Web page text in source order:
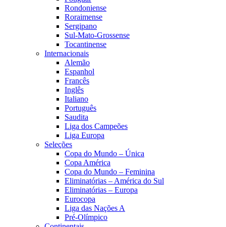
Rondoniense
Roraimense
Sergipano
Sul-Mato-Grossense
Tocantinense
Internacionais
Alemão
Espanhol
Francês
Inglês
Italiano
Português
Saudita
Liga dos Campeões
Liga Europa
Seleções
Copa do Mundo – Única
Copa América
Copa do Mundo – Feminina
Eliminatórias – América do Sul
Eliminatórias – Europa
Eurocopa
Liga das Nações A
Pré-Olímpico